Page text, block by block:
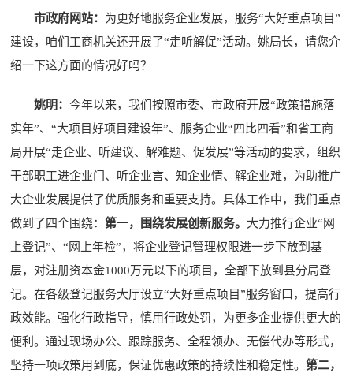
市政府网站： 为更好地服务企业发展，服务“大好重点项目”
建设，咱们工商机关还开展了“走听解促”活动。姚局长，请您介
绍一下这方面的情况好吗？
姚明：今年以来，我们按照市委、市政府开展“政策措施落
实年”、“大项目好项目建设年”、服务企业“四比四看”和省工商
局开展“走企业、听建议、解难题、促发展”等活动的要求，组织
干部职工进企业门、听企业言、知企业情、解企业难，为助推广
大企业发展提供了优质服务和重要支持。具体工作中，我们重点
做到了四个围绕：第一， 围绕发展创新服务。 大力推行企业“网
上登记”、“网上年检”，将企业登记管理权限进一步下放到基
层，对注册资本金1000万元以下的项目，全部下放到县分局登
记。在各级登记服务大厅设立“大好重点项目”服务窗口，提高行
政效能。强化行政指导，慎用行政处罚，为更多企业提供更大的
便利。通过现场办公、跟踪服务、全程领办、无偿代办等形式，
坚持一项政策用到底，保证优惠政策的持续性和稳定性。第二，